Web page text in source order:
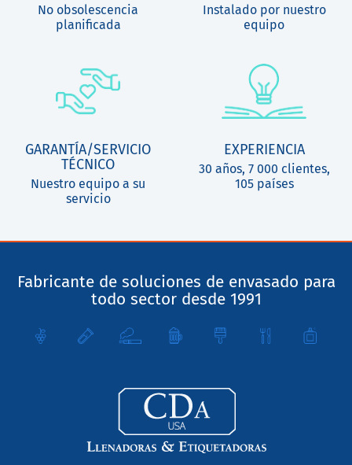
No obsolescencia
planificada
Instalado por nuestro
equipo
GARANTÍA/SERVICIO
TÉCNICO
Nuestro equipo a su
servicio
EXPERIENCIA
30 años, 7 000 clientes,
105 países
Fabricante de soluciones de envasado para
todo sector desde 1991